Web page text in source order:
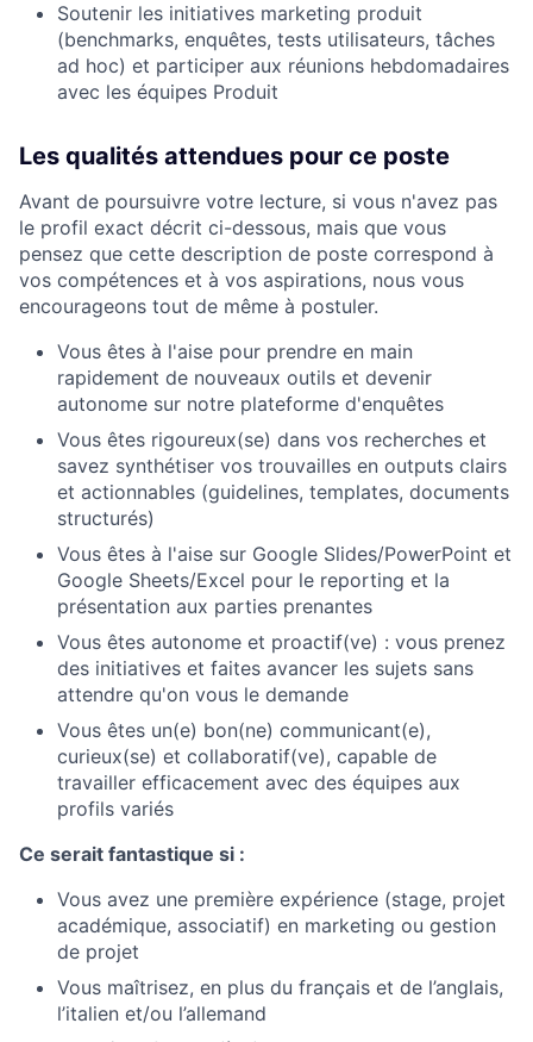
Soutenir les initiatives marketing produit
(benchmarks, enquêtes, tests utilisateurs, tâches
ad hoc) et participer aux réunions hebdomadaires
avec les équipes Produit
Les qualités attendues pour ce poste
Avant de poursuivre votre lecture, si vous n'avez pas
le profil exact décrit ci-dessous, mais que vous
pensez que cette description de poste correspond à
vos compétences et à vos aspirations, nous vous
encourageons tout de même à postuler.
Vous êtes à l'aise pour prendre en main
rapidement de nouveaux outils et devenir
autonome sur notre plateforme d'enquêtes
Vous êtes rigoureux(se) dans vos recherches et
savez synthétiser vos trouvailles en outputs clairs
et actionnables (guidelines, templates, documents
structurés)
Vous êtes à l'aise sur Google Slides/PowerPoint et
Google Sheets/Excel pour le reporting et la
présentation aux parties prenantes
Vous êtes autonome et proactif(ve) : vous prenez
des initiatives et faites avancer les sujets sans
attendre qu'on vous le demande
Vous êtes un(e) bon(ne) communicant(e),
curieux(se) et collaboratif(ve), capable de
travailler efficacement avec des équipes aux
profils variés
Ce serait fantastique si :
Vous avez une première expérience (stage, projet
académique, associatif) en marketing ou gestion
de projet
Vous maîtrisez, en plus du français et de l’anglais,
l’italien et/ou l’allemand